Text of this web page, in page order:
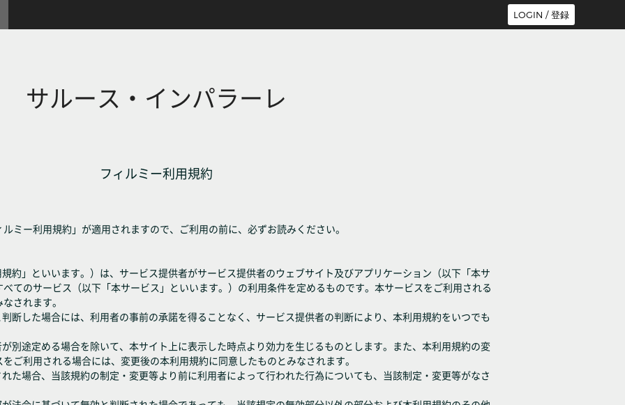
LOGIN / 登録
サルース・インパラーレ
フィルミー利用規約
ミー利用規約」が適用されますので、ご利用の前に、必ずお読みください。
約」といいます。）は、サービス提供者がサービス提供者のウェブサイト及びアプリケーション（以下「本サ
てのサービス（以下「本サービス」といいます。）の利用条件を定めるものです。本サービスをご利用される
されます。
断した場合には、利用者の事前の承諾を得ることなく、サービス提供者の判断により、本利用規約をいつでも
別途定める場合を除いて、本サイト上に表示した時点より効力を生じるものとします。また、本利用規約の変
ご利用される場合には、変更後の本利用規約に同意したものとみなされます。
た場合、当該規約の制定・変更等より前に利用者によって行われた行為についても、当該制定・変更等がなさ